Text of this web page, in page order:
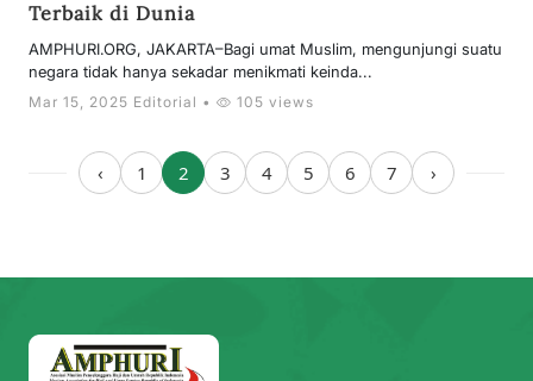
Terbaik di Dunia
AMPHURI.ORG, JAKARTA–Bagi umat Muslim, mengunjungi suatu
negara tidak hanya sekadar menikmati keinda...
Mar 15, 2025 Editorial • 105 views
‹ 1 2 3 4 5 6 7 ›